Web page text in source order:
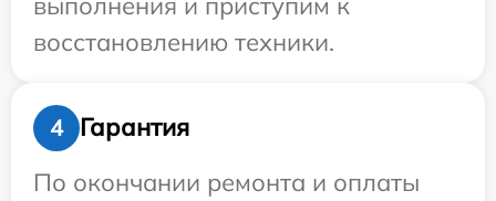
восстановлению техники.
4
Гарантия
По окончании ремонта и оплаты